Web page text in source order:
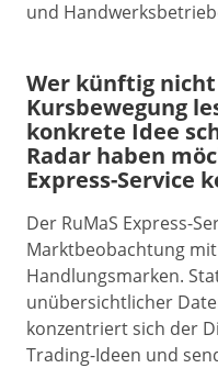
und
Wer künftig
Kursbewegung
konkrete Idee
Radar haben
Express-Service
Der RuMaS Express-
Marktbeobachtung
Handlungsmarken.
unübersichtlicher
konzentriert sich der
Trading-Ideen und